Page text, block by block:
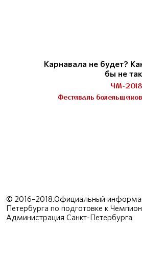
Карнавала не будет?
бы не
ЧМ-2018
Фестиваль болельщиков
© 2016–2018.Официальный
Петербурга по подготовке к
Администрация Санкт-Петербурга